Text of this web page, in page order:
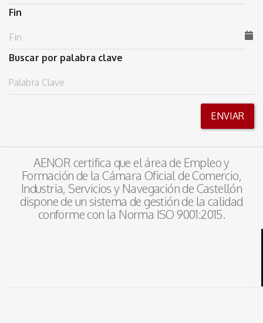
Fin
Buscar por palabra clave
ENVIAR
AENOR certifica que el área de Empleo y
Formación de la Cámara Oficial de Comercio,
Industria, Servicios y Navegación de Castellón
dispone de un sistema de gestión de la calidad
conforme con la Norma ISO 9001:2015.